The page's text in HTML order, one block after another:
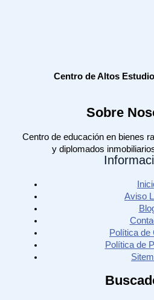
Centro de Altos
Sobre
Centro de educación en bienes
y diplomados
Aviso
Política de
Política de